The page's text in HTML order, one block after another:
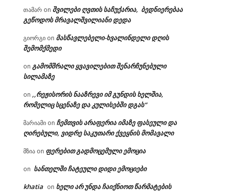
თამარ on შვილები ღვთის საჩუქარია, ბედნიერებაა
გეწოდოს მრავალშვილიანი დედა
გიორგი on მასწავლებელი-ხვალინდელი დღის
შემომქმედი
on გამომშრალი ყვავილებით შენარჩუნებული
სილამაზე
on ,,რეჟისორის ნააზრევი იმ გუნდის ხელშია,
რომელიც სცენაზე და კულისებში დგას“
მარიამი on ჩემთვის არაფერია იმაზე ფასეული და
ღირებული, ვიდრე საკუთარი ქვეყნის მომავალი
მზია on ფერებით გადმოცემული ემოცია
on სანთელში ჩატეული დიდი ემოციები
khatia on ხელი არ უნდა ჩაიქნიოთ წარმატების